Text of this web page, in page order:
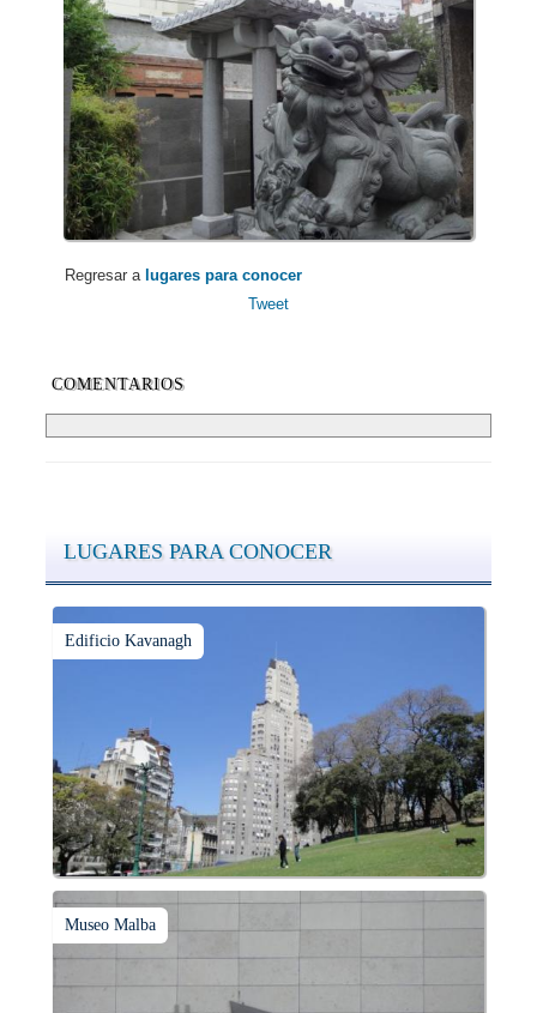
Regresar a lugares para conocer
Tweet
COMENTARIOS
LUGARES PARA CONOCER
Edificio Kavanagh
Museo Malba